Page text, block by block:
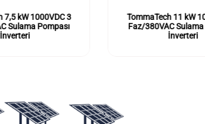
1000VDC 3
Pompası
TommaTech 11 kW
Faz/380VAC Sulama
İnverteri